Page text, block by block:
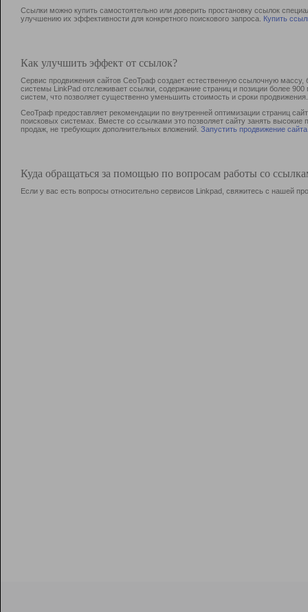
Ссылки можно купить самостоятельно или доверить простановку ссылок
улучшению их эффективности для конкретного поискового запроса. Купить
Как улучшить эффект от ссылок?
Сервис продвижения сайтов СеоТраф создает естественную ссылочную
системы LinkPad отслеживает ссылки, содержание страниц и позиции более
систем, что позволяет существенно уменьшить стоимость и сроки продвижения.
СеоТраф предоставляет рекомендации по внутренней оптимизации страниц
поисковых системах. Вместе со ссылками это позволяет сайту занять
продаж, не требующих дополнительных вложений. Запустить продвижение сайта
Куда обращаться за помощью по вопросам работы со
Если у вас есть вопросы относительно сервисов Linkpad, свяжитесь с нашей